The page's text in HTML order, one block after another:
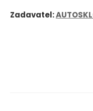
Zadavatel: